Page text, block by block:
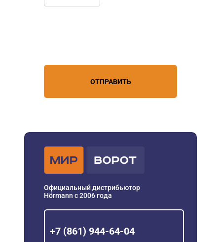
ОТПРАВИТЬ
Официальный дистрибьютор
Hörmann с 2006 года
+7 (861) 944-64-04